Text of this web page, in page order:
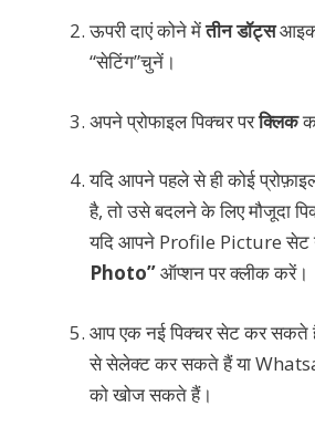
ऊपरी दाएं कोने मेंतीन डॉट्स
“सेटिंग”चुनें।
अपने प्रोफाइल पिक्चर परक्लिक
यदि आपने पहले से ही कोई
है, तो उसे बदलने के लिए मौजूदा
यदि आपने Profile Picture सेट
Photo”ऑप्शन पर क्लीक करें।
आप एक नई पिक्चर सेट कर सकते
से सेलेक्ट कर सकते हैं या
को खोज सकते हैं।